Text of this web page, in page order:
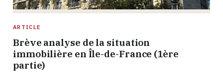
ARTICLE
Brève analyse de la situation
immobilière en Île-de-France (1ère
partie)